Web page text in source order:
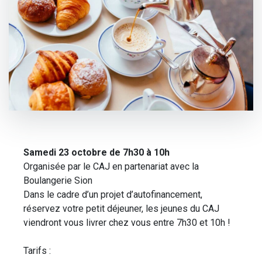
Samedi 23 octobre de 7h30 à 10h
Organisée par le CAJ en partenariat avec la
Boulangerie Sion
Dans le cadre d’un projet d’autofinancement,
réservez votre petit déjeuner, les jeunes du CAJ
viendront vous livrer chez vous entre 7h30 et 10h !
Tarifs :